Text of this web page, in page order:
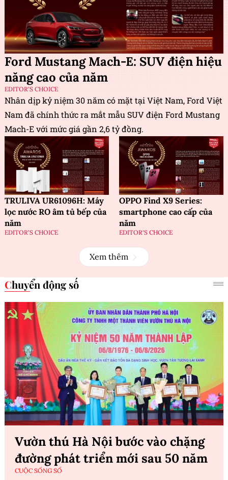
Ford Mustang Mach-E: SUV điện hiệu
năng cao của năm
EDITOR'S CHOICE
Nhân dịp kỷ niệm 30 năm có mặt tại Việt Nam, Ford Việt
Nam đã chính thức ra mắt mẫu SUV điện Ford Mustang
Mach-E với mức giá gần 2,6 tỷ đồng.
TRULIVA UR61096H: Máy
lọc nước RO âm tủ bếp của
năm
EDITOR'S CHOICE
OPPO Find X9 Series:
smartphone cao cấp của
năm
EDITOR'S CHOICE
Xem thêm
Chuyển động số
Vườn thú Hà Nội bước vào chặng
đường phát triển mới sau 50 năm
CUỘC SỐNG SỐ